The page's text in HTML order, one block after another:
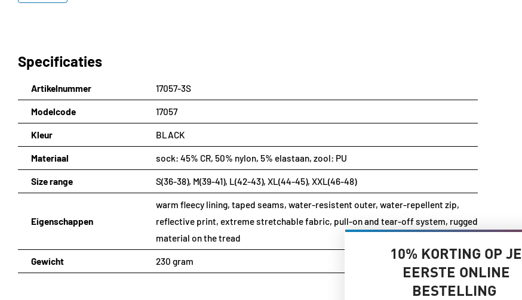
Specificaties
Artikelnummer 17057-3S
Modelcode 17057
Kleur BLACK
Materiaal sock: 45% CR, 50% nylon, 5% elastaan, zool: PU
Size range S(36-38), M(39-41), L(42-43), XL(44-45), XXL(46-48)
Eigenschappen
warm fleecy lining, taped seams, water-resistent outer, water-repellent zip,
reflective print, extreme stretchable fabric, pull-on and tear-off system, rugged
material on the tread
Gewicht 230 gram
10% KORTING OP JE
EERSTE ONLINE
BESTELLING